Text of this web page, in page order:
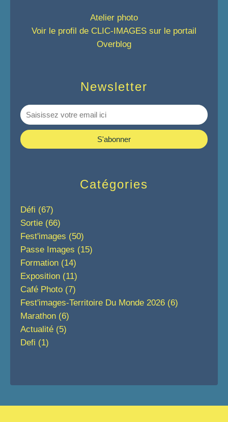
Newsletter
Catégories
Défi (67)
Sortie (66)
Fest'images (50)
Passe Images (15)
Formation (14)
Exposition (11)
Café Photo (7)
Fest'images-Territoire Du Monde 2026 (6)
Marathon (6)
Actualité (5)
Defi (1)
Atelier photo
Voir le profil de CLIC-IMAGES sur le portail
Overblog